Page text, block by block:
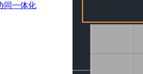
同一体化